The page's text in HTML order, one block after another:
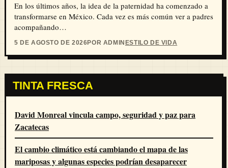
En los últimos años, la idea de la paternidad ha comenzado a
transformarse en México. Cada vez es más común ver a padres
acompañando…
5 DE AGOSTO DE 2026POR ADMIN ESTILO DE VIDA
TINTA FRESCA
David Monreal vincula campo, seguridad y paz para
Zacatecas
El cambio climático está cambiando el mapa de las
mariposas y algunas especies podrían desaparecer